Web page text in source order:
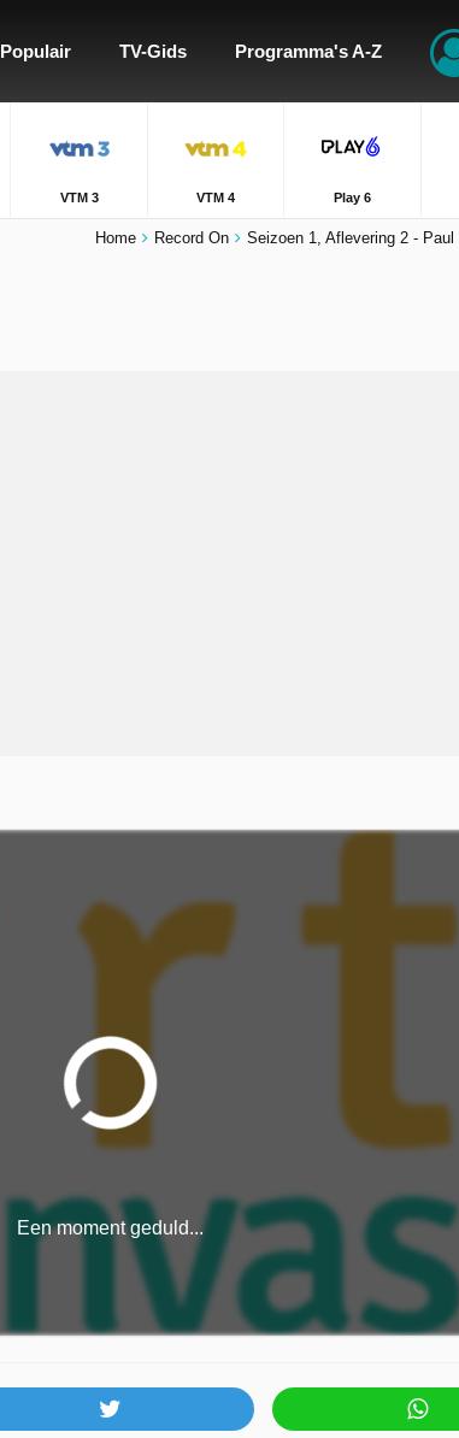
Populair TV-Gids Programma's A-Z
VTM 3 VTM 4 Play 6
Home Record On Seizoen 1, Aflevering 2 - Paul
Een moment geduld...